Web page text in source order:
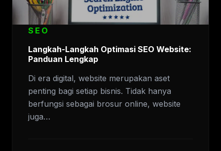
SEO
Langkah-Langkah Optimasi SEO Website:
Panduan Lengkap
Di era digital, website merupakan aset
penting bagi setiap bisnis. Tidak hanya
berfungsi sebagai brosur online, website
juga…